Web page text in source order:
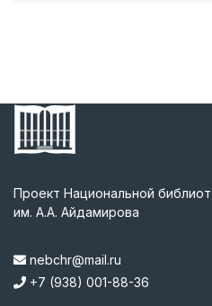
Проект Национальной
им. А.А. Айдамирова
nebchr@mail.ru
+7 (938) 001-88-36